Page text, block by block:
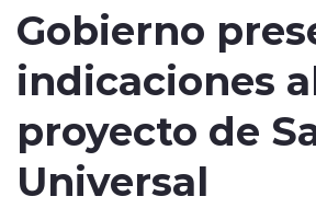
modo claro
Gobierno
indicaciones
proyecto de
Universal